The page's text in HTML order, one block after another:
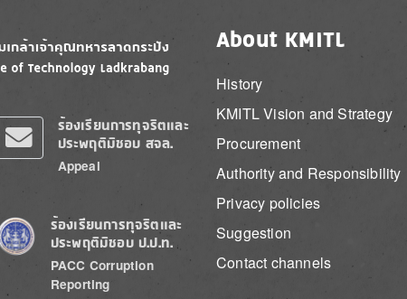
ร้องเรียนการทุจริตและ
ประพฤติมิชอบ สจล.
Appeal
ร้องเรียนการทุจริตและ
ประพฤติมิชอบ ป.ป.ท.
PACC Corruption
Reporting
About KMITL
History
KMITL Vision and Strategy
Procurement
Authority and Responsibility
Privacy policies
Suggestion
Contact channels